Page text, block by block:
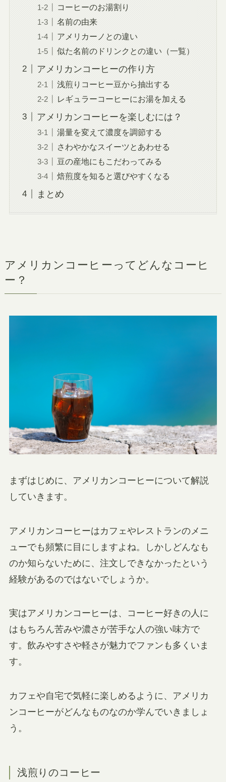
コーヒーのお湯割り
名前の由来
アメリカーノとの違い
似た名前のドリンクとの違い（一覧）
アメリカンコーヒーの作り方
浅煎りコーヒー豆から抽出する
レギュラーコーヒーにお湯を加える
アメリカンコーヒーを楽しむには？
湯量を変えて濃度を調節する
さわやかなスイーツとあわせる
豆の産地にもこだわってみる
焙煎度を知ると選びやすくなる
まとめ
アメリカンコーヒーってどんなコーヒ
ー？
まずはじめに、アメリカンコーヒーについて解説
していきます。
アメリカンコーヒーはカフェやレストランのメニ
ューでも頻繁に目にしますよね。しかしどんなも
のか知らないために、注文しできなかったという
経験があるのではないでしょうか。
実はアメリカンコーヒーは、コーヒー好きの人に
はもちろん苦みや濃さが苦手な人の強い味方で
す。飲みやすさや軽さが魅力でファンも多くいま
す。
カフェや自宅で気軽に楽しめるように、アメリカ
ンコーヒーがどんなものなのか学んでいきましょ
う。
浅煎りのコーヒー